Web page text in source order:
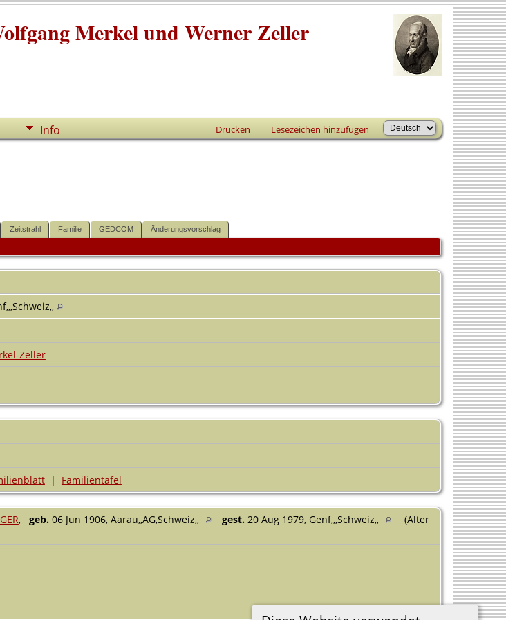
Merkel und Werner Zeller
Info Drucken Lesezeichen hinzufügen
Zeitstrahl Familie GEDCOM Änderungsvorschlag
Zeller
| Familientafel
, geb. 06 Jun 1906, Aarau,,AG,Schweiz,, gest. 20 Aug 1979, Genf,,,Schweiz,,
(Alter